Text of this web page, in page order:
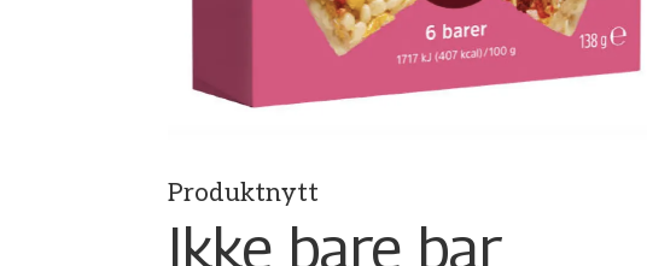
Produktnytt
Ikke bare bar